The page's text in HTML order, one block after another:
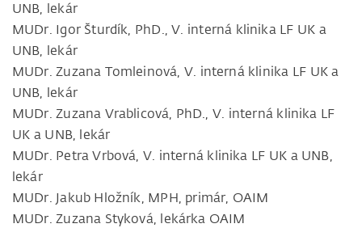
UNB, lekár
MUDr. Igor Šturdík, PhD., V. interná klinika LF UK a
UNB, lekár
MUDr. Zuzana Tomleinová, V. interná klinika LF UK a
UNB, lekár
MUDr. Zuzana Vrablicová, PhD., V. interná klinika LF
UK a UNB, lekár
MUDr. Petra Vrbová, V. interná klinika LF UK a UNB,
lekár
MUDr. Jakub Hložník, MPH, primár, OAIM
MUDr. Zuzana Styková, lekárka OAIM